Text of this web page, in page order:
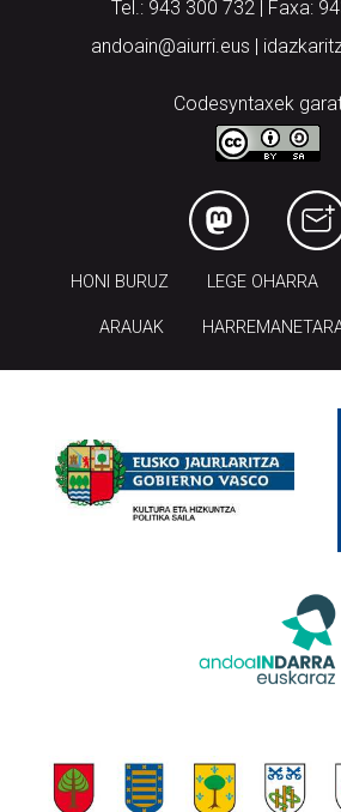
Tel.: 943 300 732 | Faxa:
andoain@aiurri.eus |
Codesyntaxek
HONI BURUZ LEGE OHARRA
ARAUAK